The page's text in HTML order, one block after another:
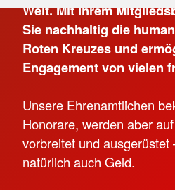
Welt. Mit Ihrem
Sie nachhaltig die
Roten Kreuzes und
Engagement von vielen
Unsere Ehrenamtlichen
Honorare, werden aber
vorbreitet und ausgerüstet
natürlich auch Geld.